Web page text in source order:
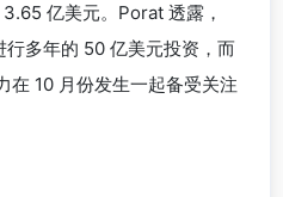
亿美元。Porat 透露，
多年的 50 亿美元投资，而
10 月份发生一起备受关注